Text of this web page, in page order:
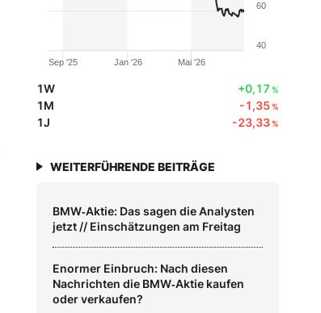
Jan '26
Sep '25 Mai '26
40
60
1W +0,17 %
1M -1,35%
1J -23,33%
WEITERFÜHRENDE BEITRÄGE
BMW‑Aktie: Das sagen die Analysten
jetzt // Einschätzungen am Freitag
Enormer Einbruch: Nach diesen
Nachrichten die BMW‑Aktie kaufen
oder verkaufen?